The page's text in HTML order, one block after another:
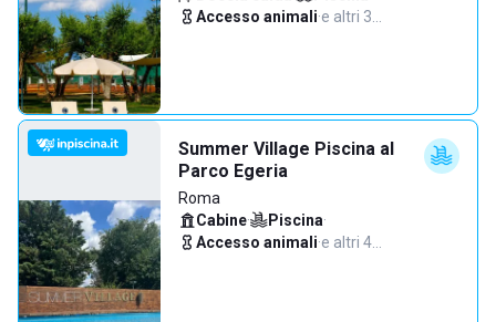
Accesso animali·e altri 3…
Summer Village Piscina al
Parco Egeria
Roma
Cabine· Piscina·
Accesso animali·e altri 4…